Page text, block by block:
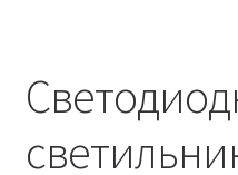
Обозначения
кронштейнов «Opora